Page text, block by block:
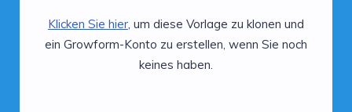
Klicken Sie hier, um diese Vorlage zu klonen und
ein Growform-Konto zu erstellen, wenn Sie noch
keines haben.